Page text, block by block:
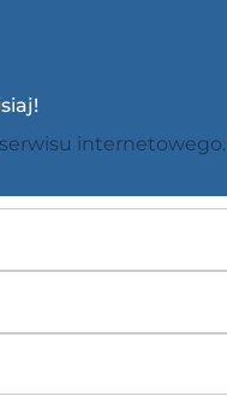
internetowego.